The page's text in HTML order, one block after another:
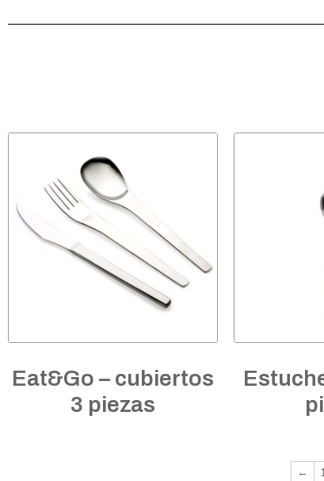
Eat&Go – cubiertos
3 piezas
←